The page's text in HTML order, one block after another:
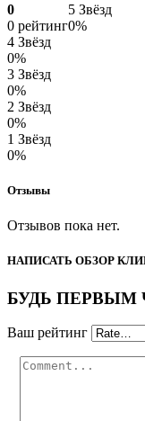
0
0 рейтинг
5 Звёзд
0%
4 Звёзд
0%
3 Звёзд
0%
2 Звёзд
0%
1 Звёзд
0%
Отзывы
Отзывов пока нет.
НАПИСАТЬ ОБЗОР
БУДЬ ПЕРВЫМ
Ваш рейтинг